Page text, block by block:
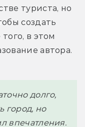
туриста, но
создать
в этом
автора.
долго,
город, но
впечатления.